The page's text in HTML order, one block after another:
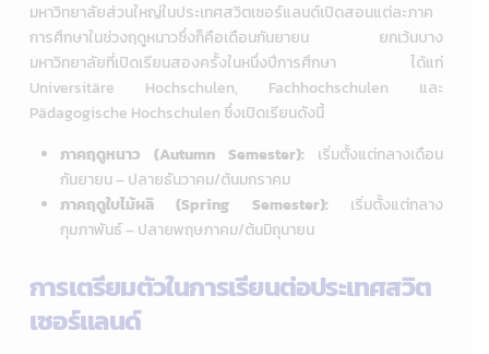
มหาวิทยาลัยส่วนใหญ่ในประเทศสวิตเซอร์แลนด์เปิดสอนแต่ละภาค
การศึกษาในช่วงฤดูหนาวซึ่งก็คือเดือนกันยายน ยกเว้นบาง
มหาวิทยาลัยที่เปิดเรียนสองครั้งในหนึ่งปีการศึกษา ได้แก่
Universitäre Hochschulen, Fachhochschulen และ
Pädagogische Hochschulen ซึ่งเปิดเรียนดังนี้
ภาคฤดูหนาว (Autumn Semester): เริ่มตั้งแต่กลางเดือน
กันยายน – ปลายธันวาคม/ต้นมกราคม
ภาคฤดูใบไม้ผลิ (Spring Semester): เริ่มตั้งแต่กลาง
กุมภาพันธ์ – ปลายพฤษภาคม/ต้นมิถุนายน
การเตรียมตัวในการเรียนต่อประเทศสวิต
เซอร์แลนด์